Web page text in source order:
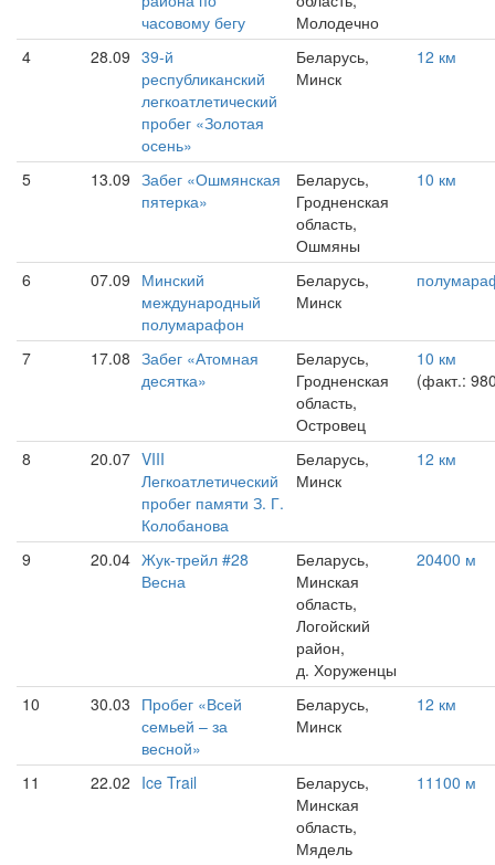
часовому бегу
Молодечно
4
28.09 39-й
республиканский
легкоатлетический
пробег «Золотая
осень»
Беларусь,
Минск
12 км
5 13.09 Забег «Ошмянская
пятерка»
Беларусь,
Гродненская
область,
Ошмяны
10 км
6 07.09 Минский
международный
полумарафон
Беларусь,
Минск
7 17.08 Забег «Атомная
десятка»
Беларусь,
Гродненская
область,
Островец
10 км
(факт.:
8 20.07 VIII
Легкоатлетический
пробег памяти З. Г.
Колобанова
Беларусь,
Минск
12 км
9 20.04 Жук-трейл #28
Весна
Беларусь,
Минская
область,
Логойский
район,
д. Хоруженцы
20400 м
10 30.03 Пробег «Всей
семьей – за
весной»
Беларусь,
Минск
12 км
11 22.02 Ice Trail
Беларусь,
Минская
область,
Мядель
11100 м